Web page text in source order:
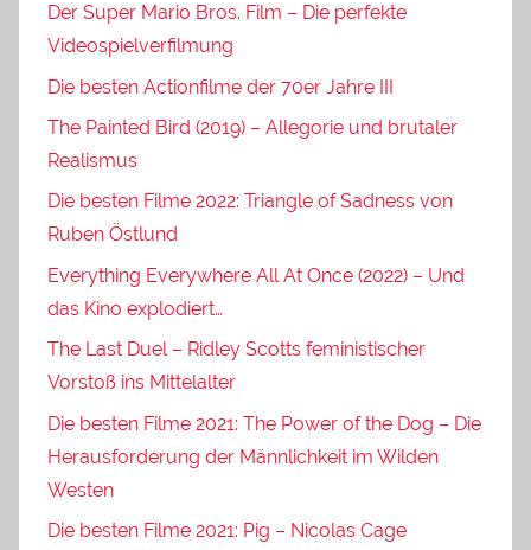
Der Super Mario Bros. Film – Die perfekte
Videospielverfilmung
Die besten Actionfilme der 70er Jahre III
The Painted Bird (2019) – Allegorie und brutaler
Realismus
Die besten Filme 2022: Triangle of Sadness von
Ruben Östlund
Everything Everywhere All At Once (2022) – Und
das Kino explodiert…
The Last Duel – Ridley Scotts feministischer
Vorstoß ins Mittelalter
Die besten Filme 2021: The Power of the Dog – Die
Herausforderung der Männlichkeit im Wilden
Westen
Die besten Filme 2021: Pig – Nicolas Cage